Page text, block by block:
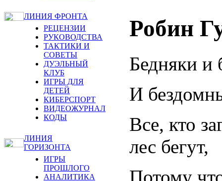
ЛИНИЯ ФРОНТА
РЕЦЕНЗИИ
РУКОВОДСТВА
ТАКТИКИ И
СОВЕТЫ
ДУЭЛЬНЫЙ
КЛУБ
ИГРЫ ДЛЯ
ДЕТЕЙ
КИБЕРСПОРТ
ВИДЕОЖУРНАЛ
КОДЫ
ЛИНИЯ
ГОРИЗОНТА
ИГРЫ
ПРОШЛОГО
АНАЛИТИКА
Робин
Бедняки и
И
Все, кто
лес бегут,
Потому